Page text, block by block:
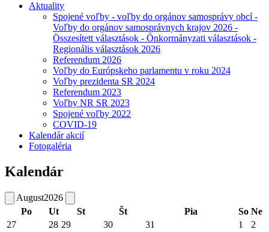
Aktuality
Spojené voľby - voľby do orgánov samosprávy obcí -
Voľby do orgánov samosprávnych krajov 2026 -
Összesített választások - Önkormányzati választások -
Regionális választások 2026
Referendum 2026
Voľby do Európskeho parlamentu v roku 2024
Voľby prezidenta SR 2024
Referendum 2023
Voľby NR SR 2023
Spojené voľby 2022
COVID-19
Kalendár akcií
Fotogaléria
Kalendár
August2026
Po
Ut St Št Pia So Ne
27
28 29 30 31 1 2